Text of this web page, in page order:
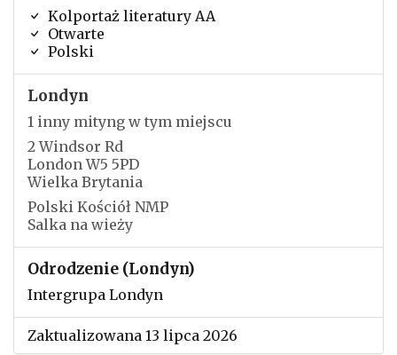
Kolportaż literatury AA
Otwarte
Polski
Londyn
1 inny mityng w tym miejscu
2 Windsor Rd
London W5 5PD
Wielka Brytania
Polski Kościół NMP
Salka na wieży
Odrodzenie (Londyn)
Intergrupa Londyn
Zaktualizowana 13 lipca 2026